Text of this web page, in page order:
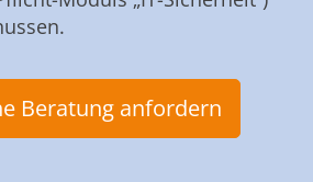
Beratung anfordern